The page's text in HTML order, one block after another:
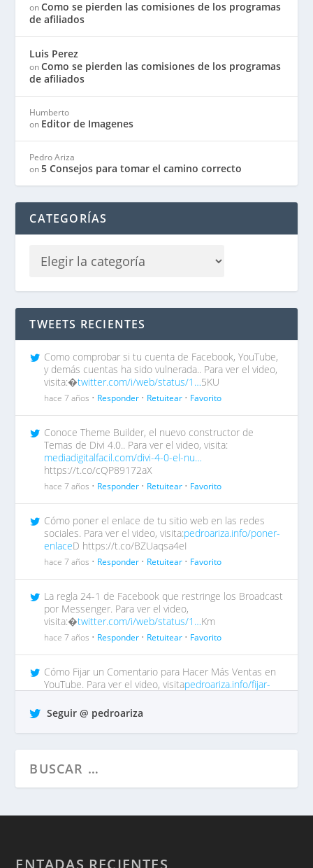
onComo se pierden las comisiones de los programas
de afiliados
Luis Perez
onComo se pierden las comisiones de los programas
de afiliados
Humberto
on Editor de Imagenes
Pedro Ariza
on5 Consejos para tomar el camino correcto
CATEGORÍAS
TWEETS RECIENTES
Como comprobar si tu cuenta de Facebook, YouTube,
y demás cuentas ha sido vulnerada.. Para ver el video,
visita:�twitter.com/i/web/status/1…5KU
hace 7 años • Responder • Retuitear • Favorito
Conoce Theme Builder, el nuevo constructor de
Temas de Divi 4.0.. Para ver el video, visita:
mediadigitalfacil.com/divi-4-0-el-nu…
https://t.co/cQP89172aX
hace 7 años • Responder • Retuitear • Favorito
Cómo poner el enlace de tu sitio web en las redes
sociales. Para ver el video, visita:pedroariza.info/poner-
enlaceD https://t.co/BZUaqsa4eI
hace 7 años • Responder • Retuitear • Favorito
La regla 24-1 de Facebook que restringe los Broadcast
por Messenger. Para ver el video,
visita:�twitter.com/i/web/status/1…Km
hace 7 años • Responder • Retuitear • Favorito
Cómo Fijar un Comentario para Hacer Más Ventas en
YouTube. Para ver el video, visitapedroariza.info/fijar-
hace 7 años •Responder•
Seguir @ pedroariza
ENTADAS RECIENTES